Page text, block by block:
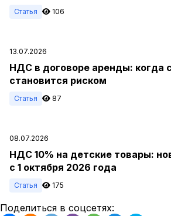
Статья 106
13.07.2026
НДС в договоре аренды: когда
становится риском
Статья 87
08.07.2026
НДС 10% на детские товары:
с 1 октября 2026 года
Статья 175
Поделиться в соцсетях: